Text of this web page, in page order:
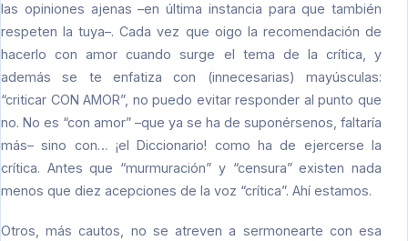
las opiniones ajenas –en última instancia para que también
respeten la tuya–. Cada vez que oigo la recomendación de
hacerlo con amor cuando surge el tema de la crítica, y
además se te enfatiza con (innecesarias) mayúsculas:
“criticar CON AMOR”, no puedo evitar responder al punto que
no. No es “con amor” –que ya se ha de suponérsenos, faltaría
más– sino con… ¡el Diccionario! como ha de ejercerse la
crítica. Antes que “murmuración” y “censura” existen nada
menos que diez acepciones de la voz “crítica”. Ahí estamos.
Otros, más cautos, no se atreven a sermonearte con esa